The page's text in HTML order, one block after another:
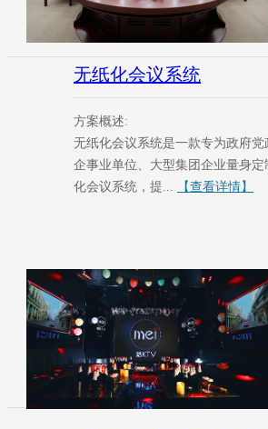
无纸化会议系统
方案概述:
无纸化会议系统是一款专为政府党政
企事业单位、大型集团企业量身
化会议系统，提...
【查看详情】